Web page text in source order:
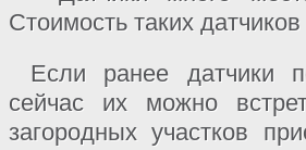
Стоимость таких
Если ранее датчики
сейчас их можно
загородных участков